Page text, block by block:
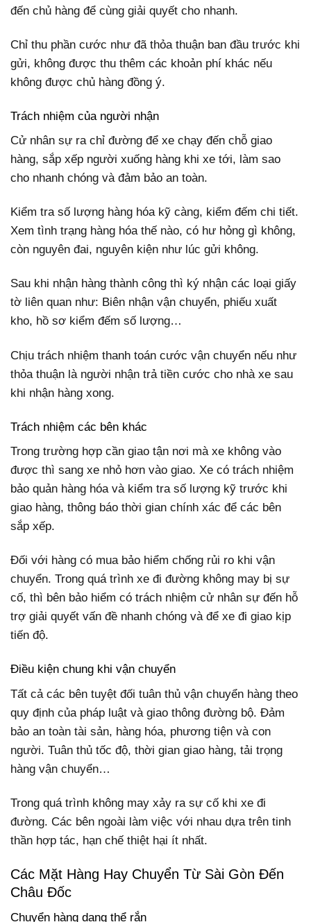
đến chủ hàng để cùng giải quyết cho nhanh.
Chỉ thu phần cước như đã thỏa thuận ban đầu trước khi
gửi, không được thu thêm các khoản phí khác nếu
không được chủ hàng đồng ý.
Trách nhiệm của người nhận
Cử nhân sự ra chỉ đường để xe chạy đến chỗ giao
hàng, sắp xếp người xuống hàng khi xe tới, làm sao
cho nhanh chóng và đảm bảo an toàn.
Kiểm tra số lượng hàng hóa kỹ càng, kiểm đếm chi tiết.
Xem tình trạng hàng hóa thế nào, có hư hỏng gì không,
còn nguyên đai, nguyên kiện như lúc gửi không.
Sau khi nhận hàng thành công thì ký nhận các loại giấy
tờ liên quan như: Biên nhận vận chuyển, phiếu xuất
kho, hồ sơ kiểm đếm số lượng…
Chịu trách nhiệm thanh toán cước vận chuyển nếu như
thỏa thuận là người nhận trả tiền cước cho nhà xe sau
khi nhận hàng xong.
Trách nhiệm các bên khác
Trong trường hợp cần giao tận nơi mà xe không vào
được thì sang xe nhỏ hơn vào giao. Xe có trách nhiệm
bảo quản hàng hóa và kiểm tra số lượng kỹ trước khi
giao hàng, thông báo thời gian chính xác để các bên
sắp xếp.
Đối với hàng có mua bảo hiểm chống rủi ro khi vận
chuyển. Trong quá trình xe đi đường không may bị sự
cố, thì bên bảo hiểm có trách nhiệm cử nhân sự đến hỗ
trợ giải quyết vấn đề nhanh chóng và để xe đi giao kịp
tiến độ.
Điều kiện chung khi vận chuyển
Tất cả các bên tuyệt đối tuân thủ vận chuyển hàng theo
quy định của pháp luật và giao thông đường bộ. Đảm
bảo an toàn tài sản, hàng hóa, phương tiện và con
người. Tuân thủ tốc độ, thời gian giao hàng, tải trọng
hàng vận chuyển…
Trong quá trình không may xảy ra sự cố khi xe đi
đường. Các bên ngoài làm việc với nhau dựa trên tinh
thần hợp tác, hạn chế thiệt hại ít nhất.
Các Mặt Hàng Hay Chuyển Từ Sài Gòn Đến
Châu Đốc
Chuyển hàng dạng thể rắn